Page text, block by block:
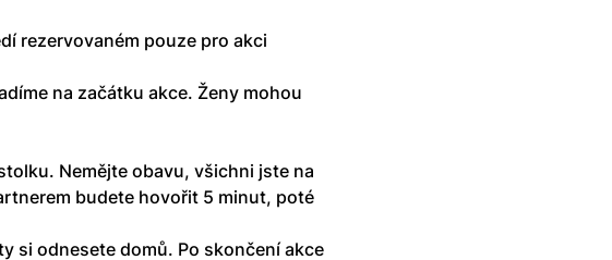
rezervovaném pouze pro akci
na začátku akce. Ženy mohou
Nemějte obavu, všichni jste na
budete hovořit 5 minut, poté
si odnesete domů. Po skončení akce